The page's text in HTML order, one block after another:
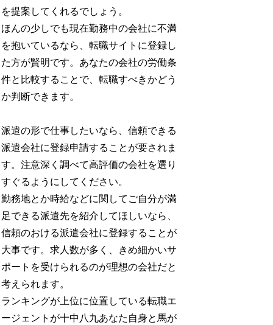
を提案してくれるでしょう。
ほんの少しでも現在勤務中の会社に不満
を抱いているなら、転職サイトに登録し
た方が賢明です。あなたの会社の労働条
件と比較することで、転職すべきかどう
か判断できます。
派遣の形で仕事したいなら、信頼できる
派遣会社に登録申請することが要されま
す。注意深く調べて高評価の会社を選り
すぐるようにしてください。
勤務地とか時給などに関してご自分が満
足できる派遣先を紹介してほしいなら、
信頼のおける派遣会社に登録することが
大事です。求人数が多く、きめ細かいサ
ポートを受けられるのが理想の会社だと
考えられます。
ランキングが上位に位置している転職エ
ージェントが十中八九あなた自身と馬が